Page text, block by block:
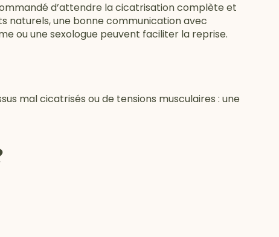
d’attendre la cicatrisation complète et
naturels, une bonne communication avec
ou une sexologue peuvent faciliter la reprise.
mal cicatrisés ou de tensions musculaires : une